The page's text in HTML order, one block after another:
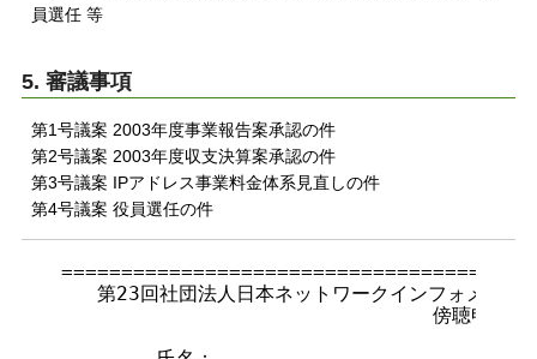
員選任 等
5. 審議事項
第1号議案 2003年度事業報告案承認の件
第2号議案 2003年度収支決算案承認の件
第3号議案 IPアドレス事業料金体系見直しの件
第4号議案 役員選任の件
第23回社団法人日本ネットワークインフォメー
                               傍聴申込書